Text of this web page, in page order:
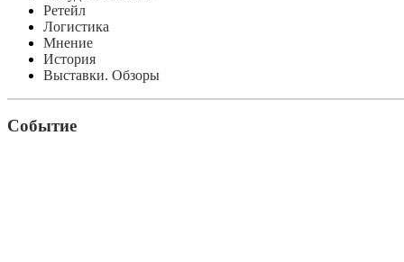
Ретейл
Логистика
Мнение
История
Выставки. Обзоры
Событие